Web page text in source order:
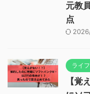
元教
点
ライ
【覚